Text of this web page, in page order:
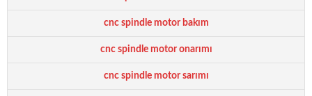
cnc spindle motor bakım
cnc spindle motor onarımı
cnc spindle motor sarımı